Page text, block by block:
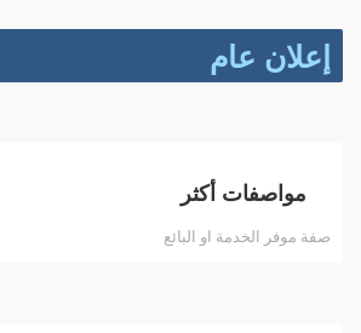
إعلان عام
مواصفات أكثر
صفة موفر الخدمة او البائع